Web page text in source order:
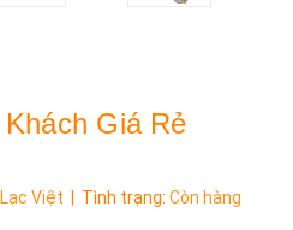
Giá Rẻ
Việt | Tình trạng: Còn hàng